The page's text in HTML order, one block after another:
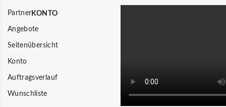
Partner
Angebote
Seitenübersicht
KONTO
Konto
Auftragsverlauf
Wunschliste